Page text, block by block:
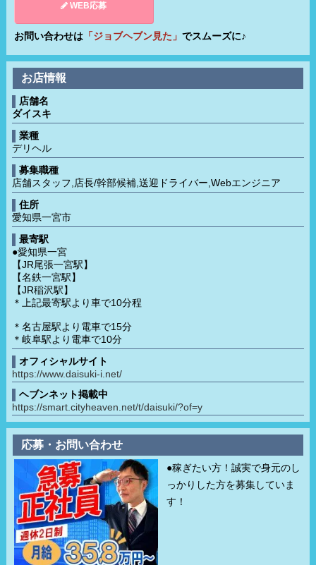
WEB応募
お問い合わせは「ジョブヘブン見た」 でスムーズに♪
お店情報
店舗名
ダイスキ
業種
デリヘル
募集職種
店舗スタッフ,店長/幹部候補,送迎ドライバー,Webエンジニア
住所
愛知県一宮市
最寄駅
●愛知県一宮
【JR尾張一宮駅】
【名鉄一宮駅】
【JR稲沢駅】
＊上記最寄駅より車で10分程
＊名古屋駅より電車で15分
＊岐阜駅より電車で10分
オフィシャルサイト
https://www.daisuki-i.net/
ヘブンネット掲載中
https://smart.cityheaven.net/t/daisuki/?of=y
応募・お問い合わせ
●稼ぎたい方！誠実で身元のし
っかりした方を募集していま
す！